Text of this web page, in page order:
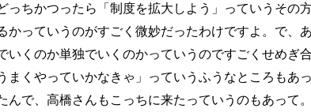
っちかつったら「制度を拡大しよう」っていうその
かっていうのがすごく微妙だったわけですよ。で、
くのか単独でいくのかっていうのですごくせめぎ
まくやっていかなきゃ」っていうふうなところもあ
んで、高橋さんもこっちに来たっていうのもあって